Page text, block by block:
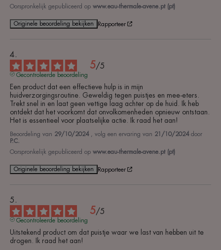
Oorspronkelijk gepubliceerd op www.eau-thermale-avene.pt (pt)
Originele beoordeling bekijken Rapporteer
5/5
Gecontroleerde beoordeling
Een product dat een effectieve hulp is in mijn
huidverzorgingsroutine. Geweldig tegen puistjes en mee-eters.
Trekt snel in en laat geen vettige laag achter op de huid. Ik heb
ontdekt dat het voorkomt dat onvolkomenheden opnieuw ontstaan.
Het is essentieel voor plaatselijke actie. Ik raad het aan!
Beoordeling van 29/10/2024 , volg een ervaring van 21/10/2024 door
P.C.
Oorspronkelijk gepubliceerd op www.eau-thermale-avene.pt (pt)
Originele beoordeling bekijken Rapporteer
5/5
Gecontroleerde beoordeling
Uitstekend product om dat puistje waar we last van hebben uit te
drogen. Ik raad het aan!